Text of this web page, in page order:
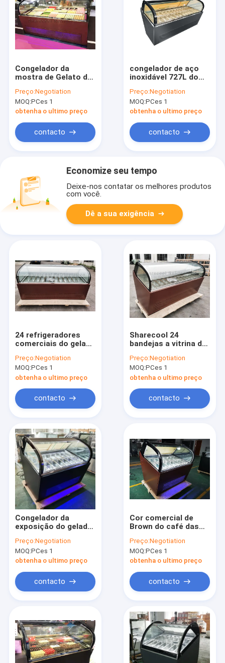
produtos
Quem Somos
Congelador da
mostra de Gelato do
exposição do gelado
refrigerar de ar 220V
50Hz
Preço:Negotiation
MOQ:PCes 1
obtenha o ultimo preço
contacto
congelador de aço
inoxidável 727L do
2240x1140x1300mm
com 24pcs bandejas
de 5 litros
Preço:Negotiation
MOQ:PCes 1
obtenha o ultimo preço
contacto
Economize seu tempo
Deixe-nos contatar os melhores produtos
com você.
Dê a sua exigência
24 refrigeradores
comerciais do gelado
do congelador da
exposição do gelado
das bandejas
Preço:Negotiation
MOQ:PCes 1
obtenha o ultimo preço
contacto
Sharecool 24
bandejas a vitrina do
do armário de
exposição do
congelador do
gelado
Preço:Negotiation
MOQ:PCes 1
obtenha o ultimo preço
contacto
Congelador da
exposição do gelado
bandejas menos o
grau 18-22 de baixo
nível de ruído
Preço:Negotiation
MOQ:PCes 1
obtenha o ultimo preço
contacto
Cor comercial de
Brown do café das
congelador 14 da
mostra do gelado
427L
Preço:Negotiation
MOQ:PCes 1
obtenha o ultimo preço
contacto